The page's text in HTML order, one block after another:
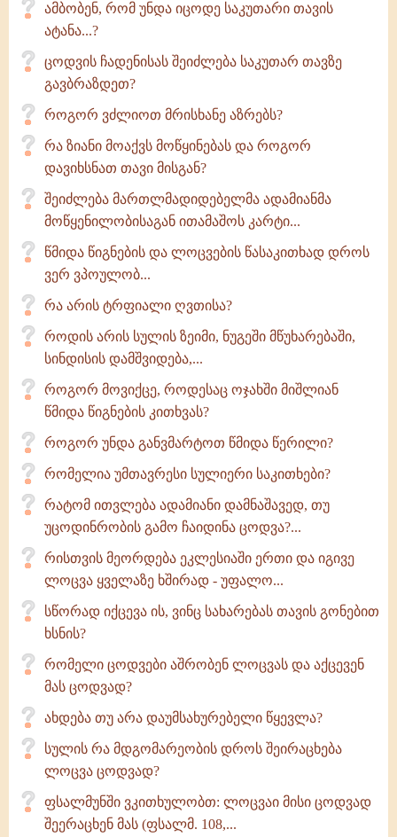
ამბობენ, რომ უნდა იცოდე საკუთარი თავის
ატანა...?
ცოდვის ჩადენისას შეიძლება საკუთარ თავზე
გავბრაზდეთ?
როგორ ვძლიოთ მრისხანე აზრებს?
რა ზიანი მოაქვს მოწყინებას და როგორ
დავიხსნათ თავი მისგან?
შეიძლება მართლმადიდებელმა ადამიანმა
მოწყენილობისაგან ითამაშოს კარტი...
წმიდა წიგნების და ლოცვების წასაკითხად დროს
ვერ ვპოულობ...
რა არის ტრფიალი ღვთისა?
როდის არის სულის ზეიმი, ნუგეში მწუხარებაში,
სინდისის დამშვიდება,...
როგორ მოვიქცე, როდესაც ოჯახში მიშლიან
წმიდა წიგნების კითხვას?
როგორ უნდა განვმარტოთ წმიდა წერილი?
რომელია უმთავრესი სულიერი საკითხები?
რატომ ითვლება ადამიანი დამნაშავედ, თუ
უცოდინრობის გამო ჩაიდინა ცოდვა?...
რისთვის მეორდება ეკლესიაში ერთი და იგივე
ლოცვა ყველაზე ხშირად - უფალო...
სწორად იქცევა ის, ვინც სახარებას თავის გონებით
ხსნის?
რომელი ცოდვები აშრობენ ლოცვას და აქცევენ
მას ცოდვად?
ახდება თუ არა დაუმსახურებელი წყევლა?
სულის რა მდგომარეობის დროს შეირაცხება
ლოცვა ცოდვად?
ფსალმუნში ვკითხულობთ: ლოცვაი მისი ცოდვად
შეერაცხენ მას (ფსალმ. 108,...